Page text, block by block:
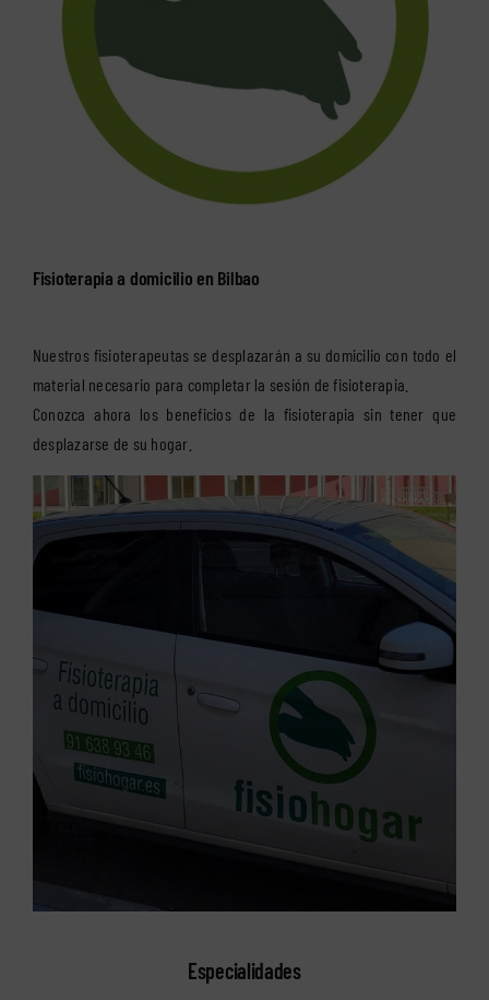
Fisioterapia a domicilio en Bilbao
Nuestros fisioterapeutas se desplazarán a su domicilio con todo el
material necesario para completar la sesión de fisioterapia.
Conozca ahora los beneficios de la fisioterapia sin tener que
desplazarse de su hogar.
Especialidades